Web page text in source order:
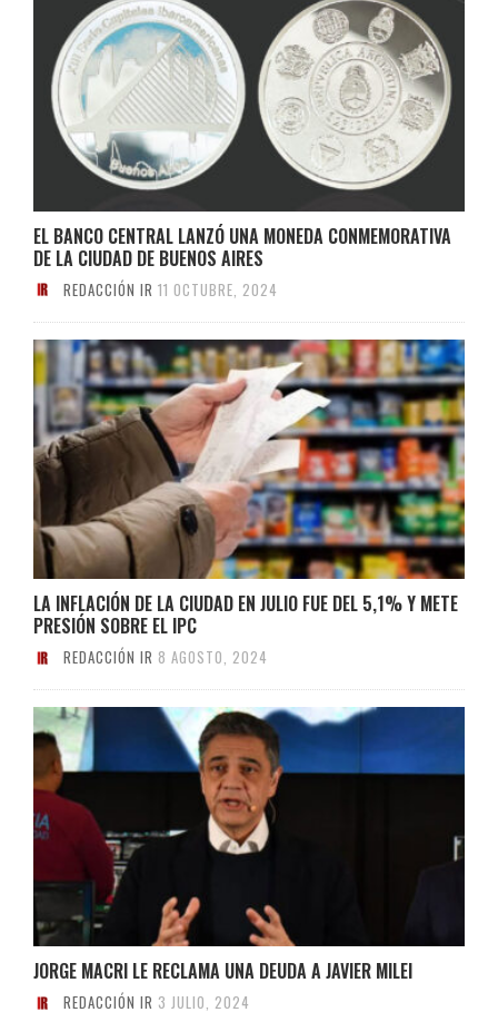
EL BANCO CENTRAL LANZÓ UNA MONEDA CONMEMORATIVA
DE LA CIUDAD DE BUENOS AIRES
REDACCIÓN IR 11 OCTUBRE, 2024
LA INFLACIÓN DE LA CIUDAD EN JULIO FUE DEL 5,1% Y METE
PRESIÓN SOBRE EL IPC
REDACCIÓN IR 8 AGOSTO, 2024
JORGE MACRI LE RECLAMA UNA DEUDA A JAVIER MILEI
REDACCIÓN IR 3 JULIO, 2024